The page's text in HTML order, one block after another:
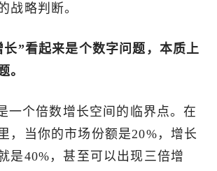
战略判断。
长”看起来是个数字问题，本质上
。
一个倍数增长空间的临界点。在
，当你的市场份额是20%，增长
是40%，甚至可以出现三倍增